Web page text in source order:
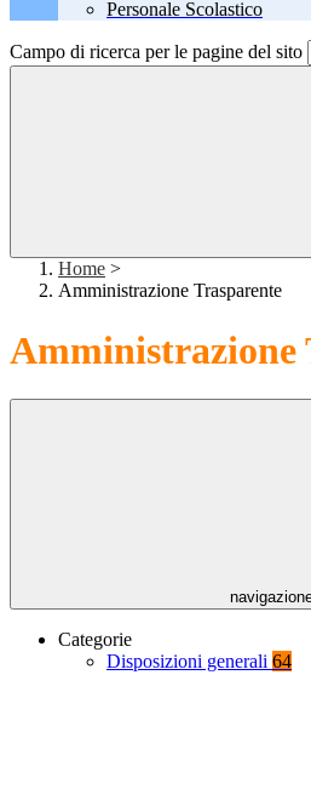
Personale Scolastico
Campo di ricerca per le pagine del sito
Home >
Amministrazione Trasparente
Amministrazione
Categorie
Disposizioni generali 64